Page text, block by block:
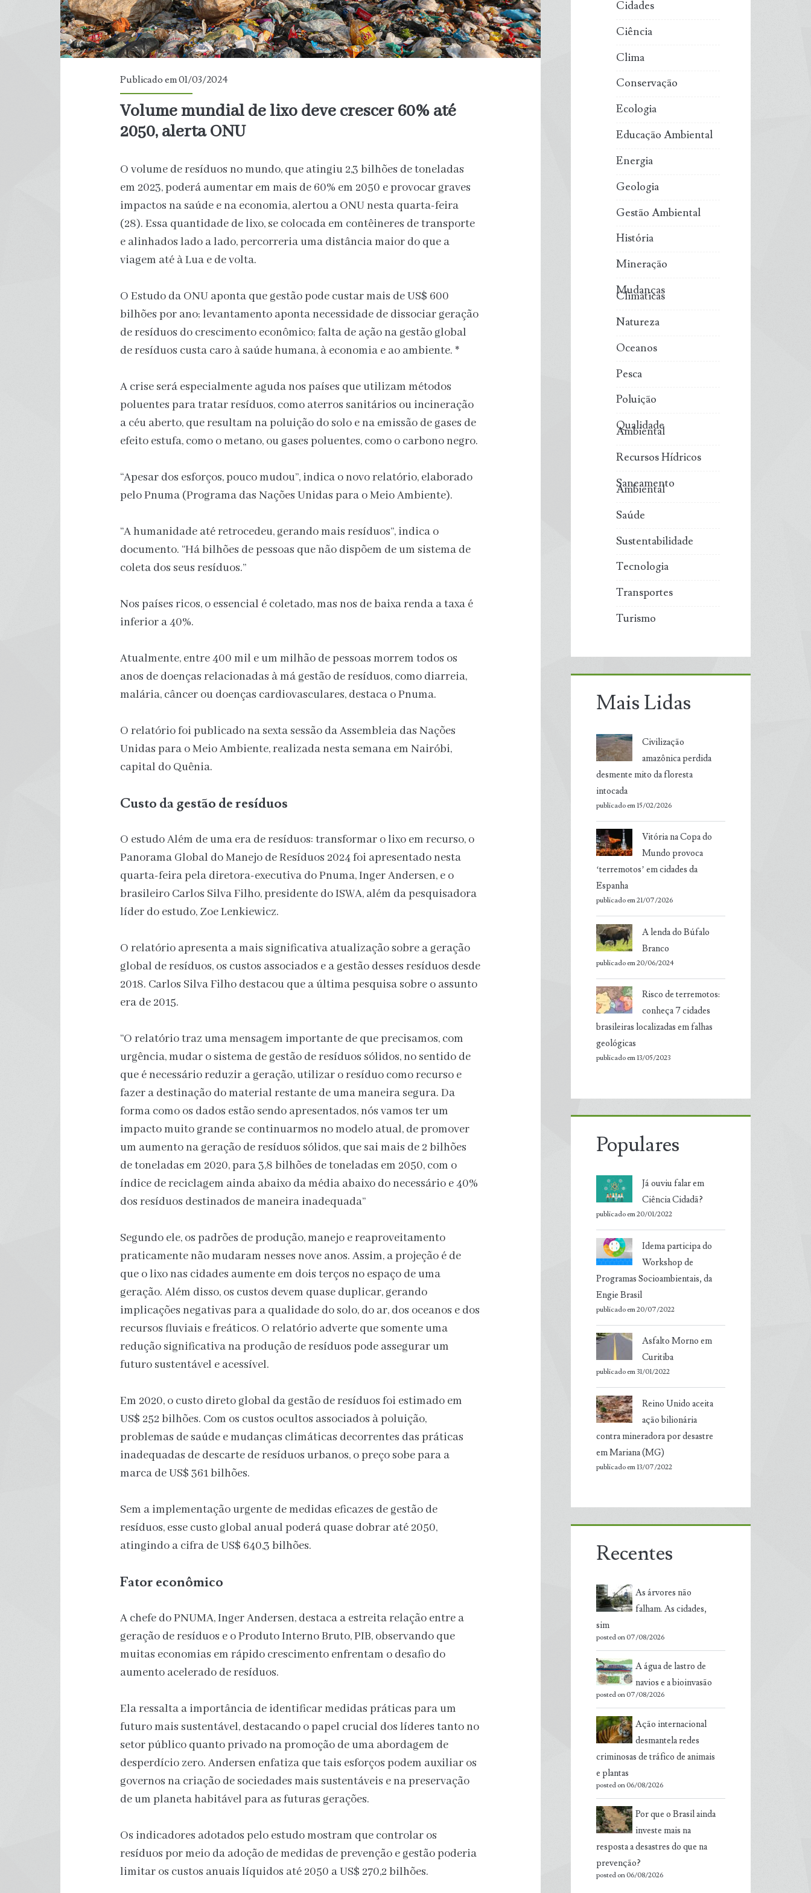
Publicado em 01/03/2024
Volume mundial de lixo deve crescer 60% até
2050, alerta ONU
O volume de resíduos no mundo, que atingiu 2,3 bilhões de toneladas
em 2023, poderá aumentar em mais de 60% em 2050 e provocar graves
impactos na saúde e na economia, alertou a ONU nesta quarta-feira
(28). Essa quantidade de lixo, se colocada em contêineres de transporte
e alinhados lado a lado, percorreria uma distância maior do que a
viagem até à Lua e de volta.
O Estudo da ONU aponta que gestão pode custar mais de US$ 600
bilhões por ano; levantamento aponta necessidade de dissociar geração
de resíduos do crescimento econômico; falta de ação na gestão global
de resíduos custa caro à saúde humana, à economia e ao ambiente. *
A crise será especialmente aguda nos países que utilizam métodos
poluentes para tratar resíduos, como aterros sanitários ou incineração
a céu aberto, que resultam na poluição do solo e na emissão de gases de
efeito estufa, como o metano, ou gases poluentes, como o carbono negro.
“Apesar dos esforços, pouco mudou”, indica o novo relatório, elaborado
pelo Pnuma (Programa das Nações Unidas para o Meio Ambiente).
“A humanidade até retrocedeu, gerando mais resíduos”, indica o
documento. “Há bilhões de pessoas que não dispõem de um sistema de
coleta dos seus resíduos.”
Nos países ricos, o essencial é coletado, mas nos de baixa renda a taxa é
inferior a 40%.
Atualmente, entre 400 mil e um milhão de pessoas morrem todos os
anos de doenças relacionadas à má gestão de resíduos, como diarreia,
malária, câncer ou doenças cardiovasculares, destaca o Pnuma.
O relatório foi publicado na sexta sessão da Assembleia das Nações
Unidas para o Meio Ambiente, realizada nesta semana em Nairóbi,
capital do Quênia.
Custo da gestão de resíduos
O estudo Além de uma era de resíduos: transformar o lixo em recurso, o
Panorama Global do Manejo de Resíduos 2024 foi apresentado nesta
quarta-feira pela diretora-executiva do Pnuma, Inger Andersen, e o
brasileiro Carlos Silva Filho, presidente do ISWA, além da pesquisadora
líder do estudo, Zoe Lenkiewicz.
O relatório apresenta a mais significativa atualização sobre a geração
global de resíduos, os custos associados e a gestão desses resíduos desde
2018. Carlos Silva Filho destacou que a última pesquisa sobre o assunto
era de 2015.
“O relatório traz uma mensagem importante de que precisamos, com
urgência, mudar o sistema de gestão de resíduos sólidos, no sentido de
que é necessário reduzir a geração, utilizar o resíduo como recurso e
fazer a destinação do material restante de uma maneira segura. Da
forma como os dados estão sendo apresentados, nós vamos ter um
impacto muito grande se continuarmos no modelo atual, de promover
um aumento na geração de resíduos sólidos, que sai mais de 2 bilhões
de toneladas em 2020, para 3,8 bilhões de toneladas em 2050, com o
índice de reciclagem ainda abaixo da média abaixo do necessário e 40%
dos resíduos destinados de maneira inadequada”
Segundo ele, os padrões de produção, manejo e reaproveitamento
praticamente não mudaram nesses nove anos. Assim, a projeção é de
que o lixo nas cidades aumente em dois terços no espaço de uma
geração. Além disso, os custos devem quase duplicar, gerando
implicações negativas para a qualidade do solo, do ar, dos oceanos e dos
recursos fluviais e freáticos. O relatório adverte que somente uma
redução significativa na produção de resíduos pode assegurar um
futuro sustentável e acessível.
Em 2020, o custo direto global da gestão de resíduos foi estimado em
US$ 252 bilhões. Com os custos ocultos associados à poluição,
problemas de saúde e mudanças climáticas decorrentes das práticas
inadequadas de descarte de resíduos urbanos, o preço sobe para a
marca de US$ 361 bilhões.
Sem a implementação urgente de medidas eficazes de gestão de
resíduos, esse custo global anual poderá quase dobrar até 2050,
atingindo a cifra de US$ 640,3 bilhões.
Fator econômico
A chefe do PNUMA, Inger Andersen, destaca a estreita relação entre a
geração de resíduos e o Produto Interno Bruto, PIB, observando que
muitas economias em rápido crescimento enfrentam o desafio do
aumento acelerado de resíduos.
Ela ressalta a importância de identificar medidas práticas para um
futuro mais sustentável, destacando o papel crucial dos líderes tanto no
setor público quanto privado na promoção de uma abordagem de
desperdício zero. Andersen enfatiza que tais esforços podem auxiliar os
governos na criação de sociedades mais sustentáveis e na preservação
de um planeta habitável para as futuras gerações.
Os indicadores adotados pelo estudo mostram que controlar os
resíduos por meio da adoção de medidas de prevenção e gestão poderia
limitar os custos anuais líquidos até 2050 a US$ 270,2 bilhões.
Cidades
Ciência
Clima
Conservação
Ecologia
Educação Ambiental
Energia
Geologia
Gestão Ambiental
História
Mineração
Mudanças
Climáticas
Natureza
Oceanos
Pesca
Poluição
Qualidade
Ambiental
Recursos Hídricos
Saneamento
Ambiental
Saúde
Sustentabilidade
Tecnologia
Transportes
Turismo
Mais Lidas
Civilização
amazônica perdida
desmente mito da floresta
intocada
publicado em 15/02/2026
Vitória na Copa do
Mundo provoca
‘terremotos’ em cidades da
Espanha
publicado em 21/07/2026
A lenda do Búfalo
Branco
publicado em 20/06/2024
Risco de terremotos:
conheça 7 cidades
brasileiras localizadas em falhas
geológicas
publicado em 13/05/2023
Populares
Já ouviu falar em
Ciência Cidadã?
publicado em 20/01/2022
Idema participa do
Workshop de
Programas Socioambientais, da
Engie Brasil
publicado em 20/07/2022
Asfalto Morno em
Curitiba
publicado em 31/01/2022
Reino Unido aceita
ação bilionária
contra mineradora por desastre
em Mariana (MG)
publicado em 13/07/2022
Recentes
As árvores não
falham. As cidades,
sim
posted on 07/08/2026
A água de lastro de
navios e a bioinvasão
posted on 07/08/2026
Ação internacional
desmantela redes
criminosas de tráfico de animais
e plantas
posted on 06/08/2026
Por que o Brasil ainda
investe mais na
resposta a desastres do que na
prevenção?
posted on 06/08/2026